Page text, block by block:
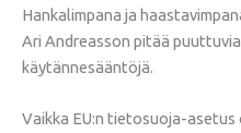
Hankalimpana ja
Ari Andreasson pitää
käytännesääntöjä.
Vaikka EU:n tietosuoja-